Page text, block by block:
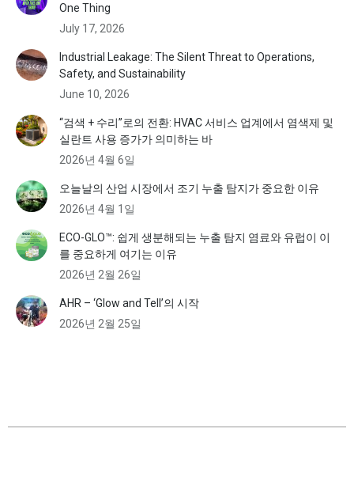
One Thing
July 17, 2026
Industrial Leakage: The Silent Threat to Operations,
Safety, and Sustainability
June 10, 2026
“검색 + 수리”로의 전환: HVAC 서비스 업계에서 염색제 및
실란트 사용 증가가 의미하는 바
2026년 4월 6일
오늘날의 산업 시장에서 조기 누출 탐지가 중요한 이유
2026년 4월 1일
ECO-GLO™: 쉽게 생분해되는 누출 탐지 염료와 유럽이 이
를 중요하게 여기는 이유
2026년 2월 26일
AHR – ‘Glow and Tell’의 시작
2026년 2월 25일